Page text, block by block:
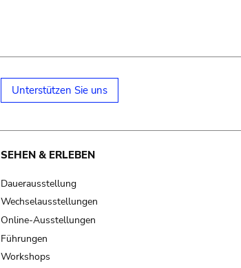
Unterstützen Sie uns
SEHEN & ERLEBEN
Dauerausstellung
Wechselausstellungen
Online-Ausstellungen
Führungen
Workshops